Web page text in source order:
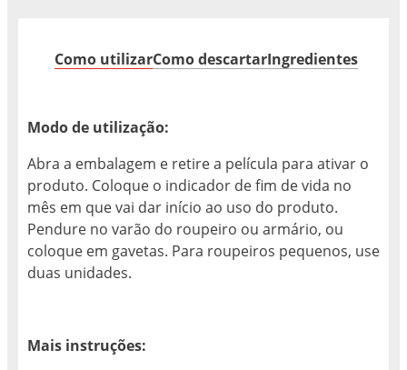
Como utilizarComo descartarIngredientes
Modo de utilização:
Abra a embalagem e retire a película para ativar o
produto. Coloque o indicador de fim de vida no
mês em que vai dar início ao uso do produto.
Pendure no varão do roupeiro ou armário, ou
coloque em gavetas. Para roupeiros pequenos, use
duas unidades.
Mais instruções: